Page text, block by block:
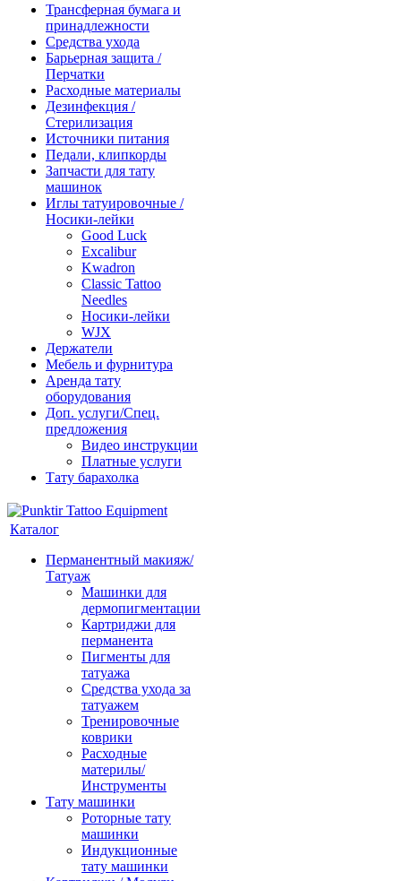
Трансферная бумага и
принадлежности
Средства ухода
Барьерная защита /
Перчатки
Расходные материалы
Дезинфекция /
Стерилизация
Источники питания
Педали, клипкорды
Запчасти для тату
машинок
Иглы татуировочные /
Носики-лейки
Good Luck
Excalibur
Kwadron
Classic Tattoo
Needles
Носики-лейки
WJX
Держатели
Мебель и фурнитура
Аренда тату
оборудования
Доп. услуги/Спец.
предложения
Видео инструкции
Платные услуги
Тату барахолка
Каталог
Перманентный макияж/
Татуаж
Машинки для
дермопигментации
Картриджи для
перманента
Пигменты для
татуажа
Средства ухода за
татуажем
Тренировочные
коврики
Расходные
материлы/
Инструменты
Тату машинки
Роторные тату
машинки
Индукционные
тату машинки